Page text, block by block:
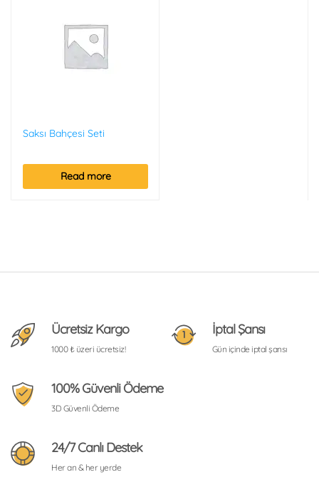
Saksı Bahçesi Seti
Read more
Ücretsiz Kargo
1000 ₺ üzeri ücretsiz!
İptal Şansı
Gün içinde iptal şansı
100% Güvenli Ödeme
3D Güvenli Ödeme
24/7 Canlı Destek
Her an & her yerde